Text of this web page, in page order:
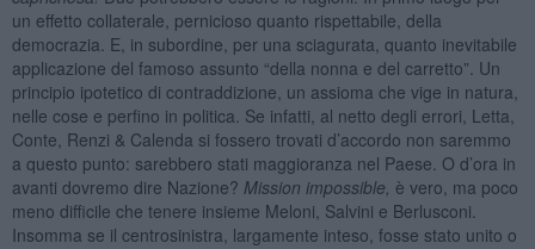
un effetto collaterale, pernicioso quanto rispettabile, della
democrazia. E, in subordine, per una sciagurata, quanto inevitabile
applicazione del famoso assunto “della nonna e del carretto”. Un
principio ipotetico di contraddizione, un assioma che vige in natura,
nelle cose e perfino in politica. Se infatti, al netto degli errori, Letta,
Conte, Renzi & Calenda si fossero trovati d’accordo non saremmo
a questo punto: sarebbero stati maggioranza nel Paese. O d’ora in
avanti dovremo dire Nazione? Mission impossible, è vero, ma poco
meno difficile che tenere insieme Meloni, Salvini e Berlusconi.
Insomma se il centrosinistra, largamente inteso, fosse stato unito o